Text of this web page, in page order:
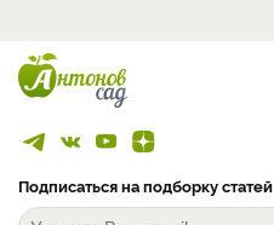
Подписаться на подборку статей